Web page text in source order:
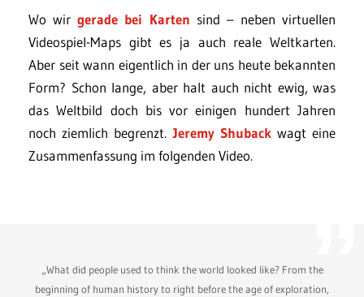
Wo wirgerade bei Karten sind – neben virtuellen
Videospiel-Maps gibt es ja auch reale Weltkarten.
Aber seit wann eigentlich in der uns heute bekannten
Form? Schon lange, aber halt auch nicht ewig, was
das Weltbild doch bis vor einigen hundert Jahren
noch ziemlich begrenzt.Jeremy Shubackwagt eine
Zusammenfassung im folgenden Video.
„What did people used to think the world looked like? From the
beginning of human history to right before the age of exploration,